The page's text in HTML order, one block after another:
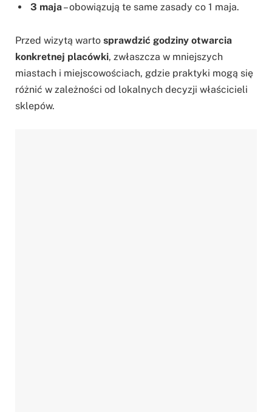
3 maja– obowiązują te same zasady co 1 maja.
Przed wizytą warto sprawdzić godziny otwarcia
konkretnej placówki, zwłaszcza w mniejszych
miastach i miejscowościach, gdzie praktyki mogą się
różnić w zależności od lokalnych decyzji właścicieli
sklepów.